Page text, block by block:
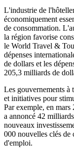
L'industrie de
économiquement
de consommation.
la région favorise
le World Travel &
dépenses
de dollars et les
205,3 milliards de
Les gouvernements à
et initiatives pour
Par exemple, en
a annoncé 42
nouveaux
000 nouvelles clés de
d'emploi.